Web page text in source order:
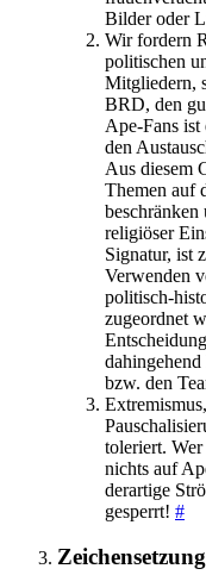
Bilder oder
Wir fordern
politischen
Mitgliedern,
BRD, den
Ape-Fans
den
Aus diesem
Themen auf
beschränken
religiöser
Signatur, ist
Verwenden
politisch-
zugeordnet
bzw. den
toleriert.
nichts auf
derartige
gesperrt! #